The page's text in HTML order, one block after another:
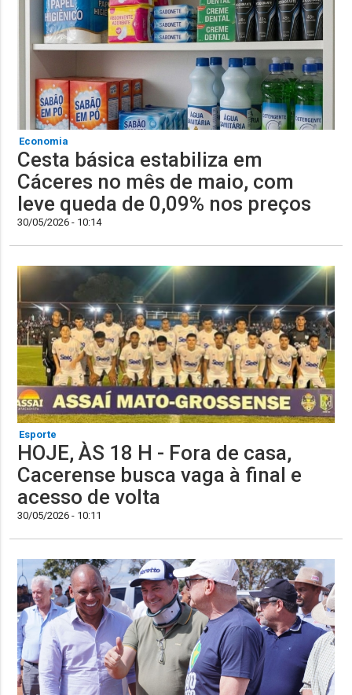
Economia
Cesta básica estabiliza em
Cáceres no mês de maio, com
leve queda de 0,09% nos preços
30/05/2026 - 10:14
Esporte
HOJE, ÀS 18 H - Fora de casa,
Cacerense busca vaga à final e
acesso de volta
30/05/2026 - 10:11